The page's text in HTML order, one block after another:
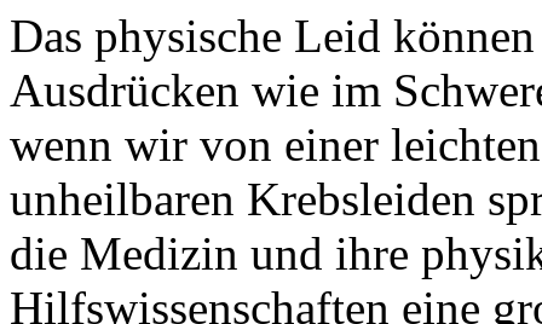
Das physische Leid
Ausdrücken wie im
wenn wir von einer
unheilbaren Krebsleiden
die Medizin und ihre
Hilfswissenschaften eine